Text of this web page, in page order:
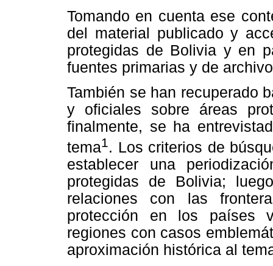
Tomando en cuenta ese
del material publicado y
protegidas de Bolivia y en
fuentes primarias y de
También se han recuperado
y oficiales sobre áreas
finalmente, se ha
tema1. Los criterios de
establecer una
protegidas de Bolivia;
relaciones con las
protección en los países
regiones con casos
aproximación histórica al